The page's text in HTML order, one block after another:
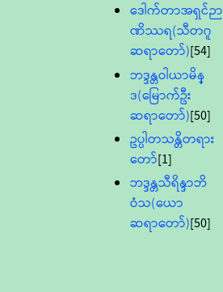
ဒေါက်တာအရှင်ဉာ
ဏိဿရ(သီတဂူ
ဆရာတော်)[54]
ဘဒ္ဒန္တဝါယာမိန္
ဒ(မြောက်ဦး
ဆရာတော်)[50]
ဥပ္ပါတသန္တိတရား
တော်[1]
ဘဒ္ဒန္တသီရိန္ဒာဘိ
ဝံသ(ယော
ဆရာတော်)[50]